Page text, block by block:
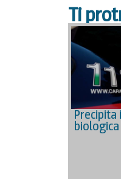
Ti
Precipita